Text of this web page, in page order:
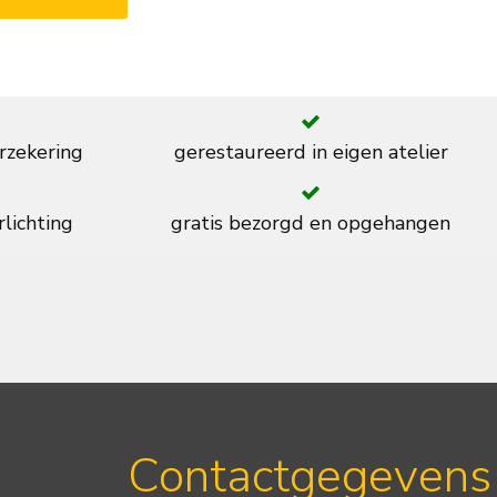
gerestaureerd in eigen atelier
gratis bezorgd en opgehangen
Contactgegevens